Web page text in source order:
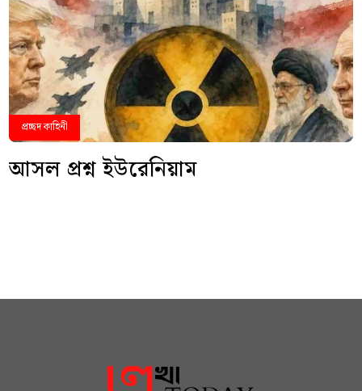
প্রচ্ছদ কাহিনী
আসল প্রশ্ন ইউরেনিয়াম